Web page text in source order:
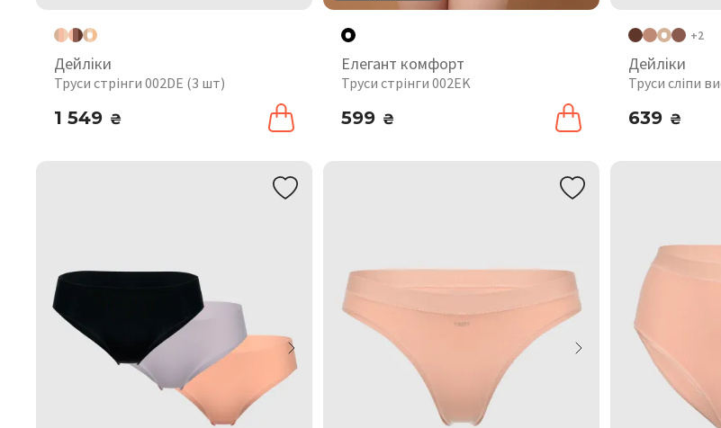
Дейліки
Труси стрінги 002DE (3 шт)
1 549 ₴
Елегант комфорт
Труси стрінги 002EK
599 ₴
+2
Дейліки
Труси сліпи
639 ₴